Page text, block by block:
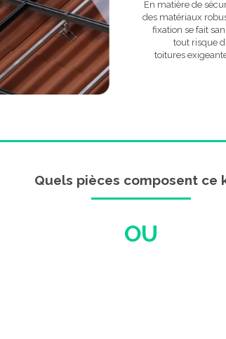
En matière de
des matériaux
fixation se fait
tout risque
toitures
Quels pièces composent ce
OU